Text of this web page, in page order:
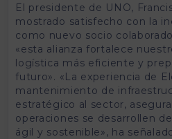
El presidente de UNO,
mostrado satisfecho con la
como nuevo socio
«esta alianza fortalece
logística más eficiente y
futuro». «La experiencia de
mantenimiento de
estratégico al sector,
operaciones se desarrollen
ágil y sostenible», ha